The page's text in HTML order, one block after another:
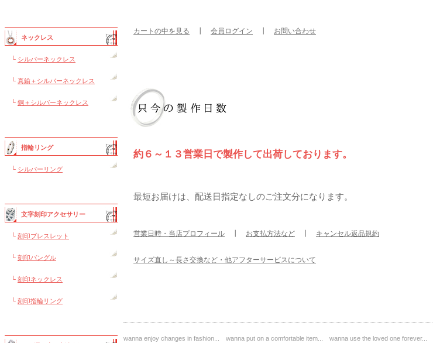
ネックレス
└ シルバーネックレス
└ 真鍮＋シルバーネックレス
└ 銅＋シルバーネックレス
指輪リング
└ シルバーリング
文字刻印アクセサリー
└ 刻印ブレスレット
└ 刻印バングル
└ 刻印ネックレス
└ 刻印指輪リング
カートの中を見る 会員ログイン お問い合わせ
約６～１３営業日で製作して出荷しております。
最短お届けは、配送日指定なしのご注文分になります。
営業日時・当店プロフィール お支払方法など キャンセル返品規約
サイズ直し～長さ交換など・他アフターサービスについて
wanna enjoy changes in fashion... wanna put on a comfortable item... wanna use the loved one forever...